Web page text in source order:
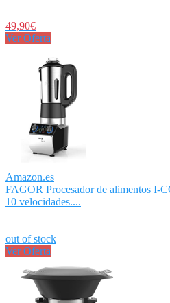
49,90€
Ver Oferta
Amazon.es
FAGOR Procesador de alimentos I-
10 velocidades....
out of stock
Ver Oferta